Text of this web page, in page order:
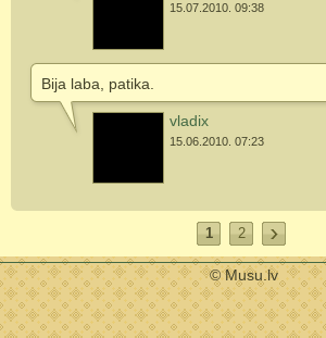
15.07.2010. 09:38
Bija laba, patika.
vladix
15.06.2010. 07:23
1 2
© Musu.lv